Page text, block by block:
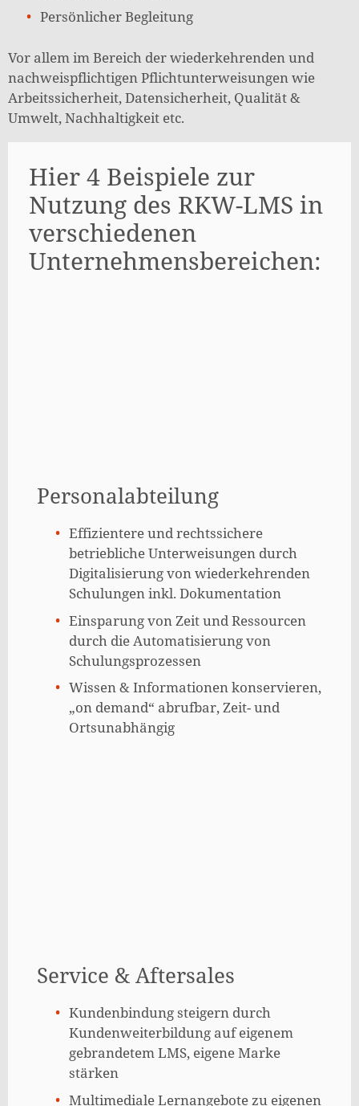
Persönlicher Begleitung
Vor allem im Bereich der wiederkehrenden und
nachweispflichtigen Pflichtunterweisungen wie
Arbeitssicherheit, Datensicherheit, Qualität &
Umwelt, Nachhaltigkeit etc.
Hier 4 Beispiele zur
Nutzung des RKW-LMS in
verschiedenen
Unternehmensbereichen:
Personalabteilung
Effizientere und rechtssichere
betriebliche Unterweisungen durch
Digitalisierung von wiederkehrenden
Schulungen inkl. Dokumentation
Einsparung von Zeit und Ressourcen
durch die Automatisierung von
Schulungsprozessen
Wissen & Informationen konservieren,
„on demand“ abrufbar, Zeit- und
Ortsunabhängig
Service & Aftersales
Kundenbindung steigern durch
Kundenweiterbildung auf eigenem
gebrandetem LMS, eigene Marke
stärken
Multimediale Lernangebote zu eigenen